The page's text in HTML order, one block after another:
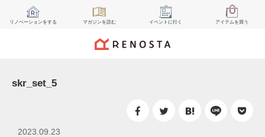
リノベーションをする マガジンを読む イベント に行く アイテムを買う
skr_set_5
2023.09.23